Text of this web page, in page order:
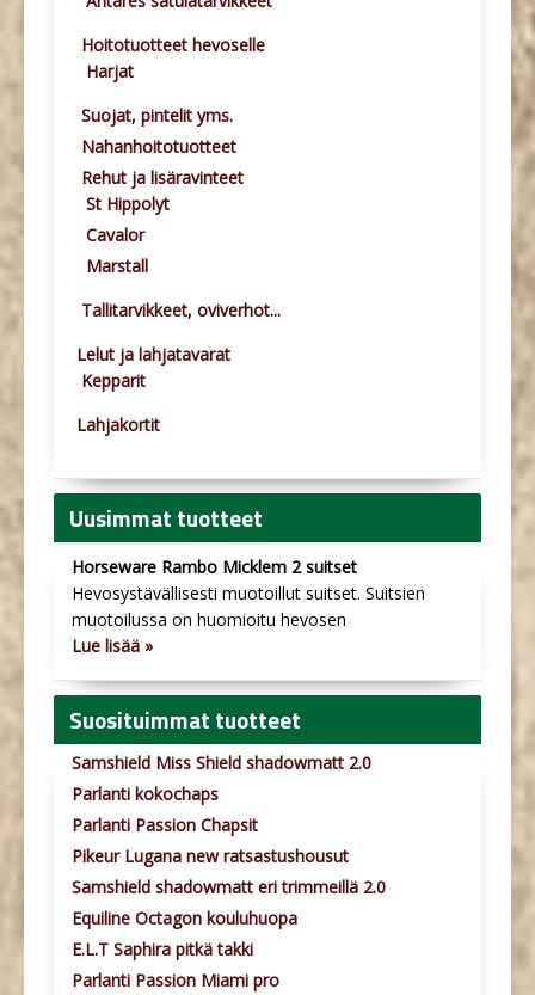
Hoitotuotteet hevoselle
Harjat
Suojat, pintelit yms.
Nahanhoitotuotteet
Rehut ja lisäravinteet
St Hippolyt
Cavalor
Marstall
Tallitarvikkeet, oviverhot...
Lelut ja lahjatavarat
Kepparit
Lahjakortit
Uusimmat tuotteet
Horseware Rambo Micklem 2 suitset
Hevosystävällisesti muotoillut suitset. Suitsien
muotoilussa on huomioitu hevosen
Lue lisää »
Suosituimmat tuotteet
Samshield Miss Shield shadowmatt 2.0
Parlanti kokochaps
Parlanti Passion Chapsit
Pikeur Lugana new ratsastushousut
Samshield shadowmatt eri trimmeillä 2.0
Equiline Octagon kouluhuopa
E.L.T Saphira pitkä takki
Parlanti Passion Miami pro